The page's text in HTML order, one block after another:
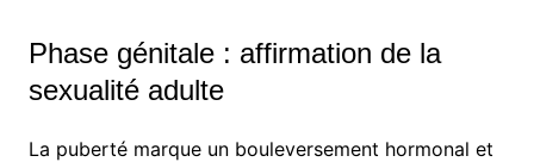
Phase génitale : affirmation de la
sexualité adulte
La puberté marque un bouleversement hormonal et